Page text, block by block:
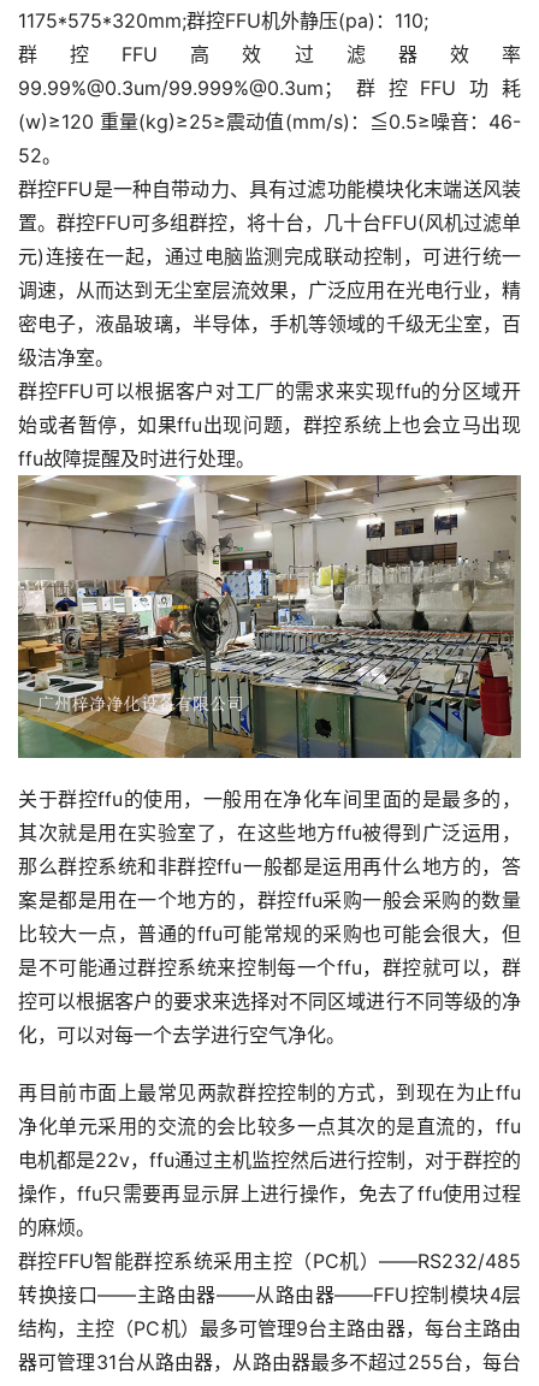
1175*575*320mm;群控FFU机外静压(pa)：110;
群控FFU高效过滤器效率
99.99%@0.3um/99.999%@0.3um；群控FFU功耗
(w)≥120 重量(kg)≥25≥震动值(mm/s)：≦0.5≥噪音：46-
52。
群控FFU是一种自带动力、具有过滤功能模块化末端送风装
置。群控FFU可多组群控，将十台，几十台FFU(风机过滤单
元)连接在一起，通过电脑监测完成联动控制，可进行统一
调速，从而达到无尘室层流效果，广泛应用在光电行业，精
密电子，液晶玻璃，半导体，手机等领域的千级无尘室，百
级洁净室。
群控FFU可以根据客户对工厂的需求来实现ffu的分区域开
始或者暂停，如果ffu出现问题，群控系统上也会立马出现
ffu故障提醒及时进行处理。
关于群控ffu的使用，一般用在净化车间里面的是最多的，
其次就是用在实验室了，在这些地方ffu被得到广泛运用，
那么群控系统和非群控ffu一般都是运用再什么地方的，答
案是都是用在一个地方的，群控ffu采购一般会采购的数量
比较大一点，普通的ffu可能常规的采购也可能会很大，但
是不可能通过群控系统来控制每一个ffu，群控就可以，群
控可以根据客户的要求来选择对不同区域进行不同等级的净
化，可以对每一个去学进行空气净化。
再目前市面上最常见两款群控控制的方式，到现在为止ffu
净化单元采用的交流的会比较多一点其次的是直流的，ffu
电机都是22v，ffu通过主机监控然后进行控制，对于群控的
操作，ffu只需要再显示屏上进行操作，免去了ffu使用过程
的麻烦。
群控FFU智能群控系统采用主控（PC机）——RS232/485
转换接口——主路由器——从路由器——FFU控制模块4层
结构，主控（PC机）最多可管理9台主路由器，每台主路由
器可管理31台从路由器，从路由器最多不超过255台，每台